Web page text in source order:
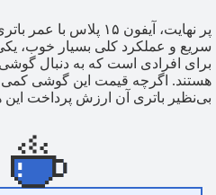
پر نهایت، آیفون ۱۵ پلاس
سریع و عملکرد کلی بسیار خوب، یکی
برای افرادی است که به دنبال
هستند. اگرچه قیمت این گوشی کمی
بی‌نظیر باتری آن ارزش پرداخت این